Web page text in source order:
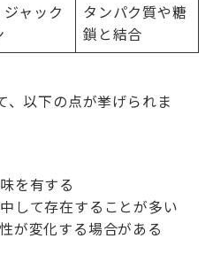
ジャック
タンパク質や糖
鎖と結合
、以下の点が挙げられま
を有する
して存在することが多い
が変化する場合がある